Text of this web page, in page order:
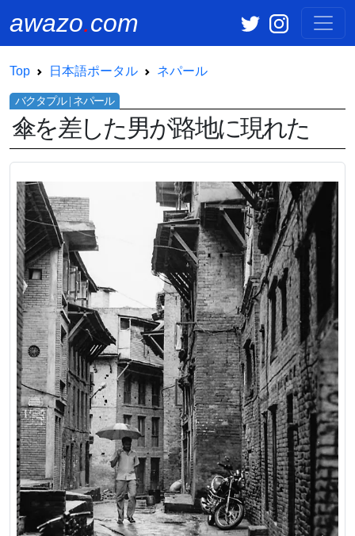
awazo.com
Top 日本語ポータル ネパール
傘を差した男が路地に現れた